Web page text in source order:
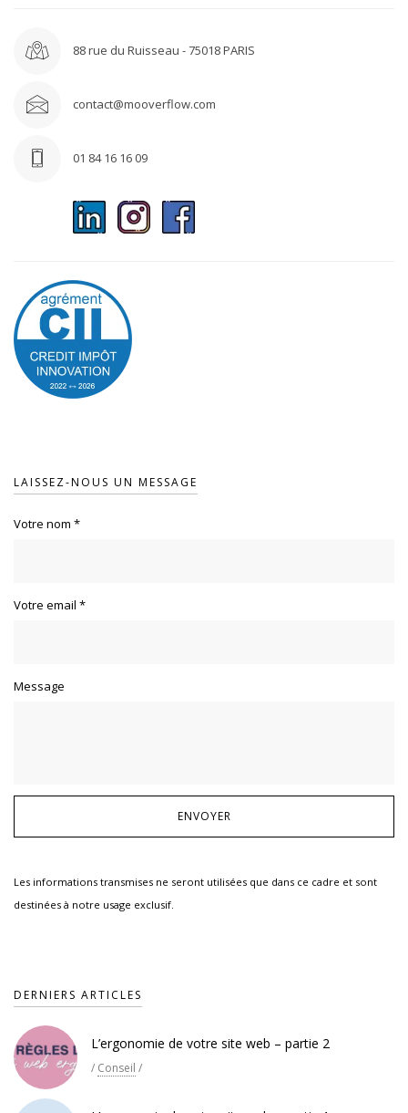
88 rue du Ruisseau - 75018 PARIS
contact@mooverflow.com
01 84 16 16 09
LAISSEZ-NOUS UN MESSAGE
Votre nom *
Votre email *
Message
Les informations transmises ne seront utilisées que dans ce cadre et sont
destinées à notre usage exclusif.
DERNIERS ARTICLES
L’ergonomie de votre site web – partie 2
/ Conseil /